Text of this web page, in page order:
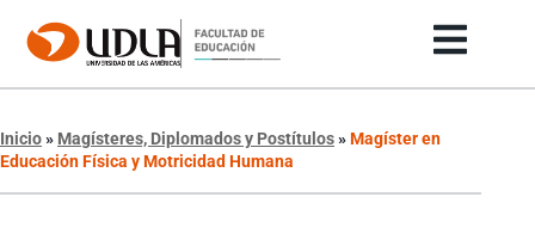
Inicio» Magísteres, Diplomados y Postítulos»Magíster en
Educación Física y Motricidad Humana